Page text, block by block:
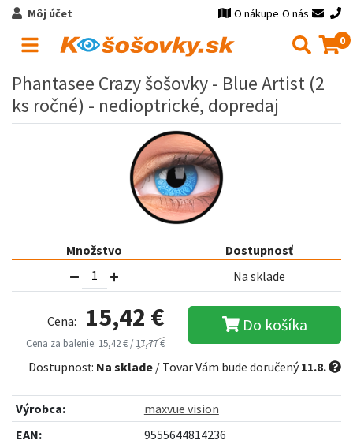
Môj účet O nákupe O nás
0
Phantasee Crazy šošovky - Blue Artist (2
ks ročné) - nedioptrické, dopredaj
Množstvo
Dostupnosť
Na sklade
Cena: 15,42 €
Cena za balenie: 15,42 € /17,77 €
Do košíka
Dostupnosť: Na sklade / Tovar Vám bude doručený11.8.
Výrobca:
maxvue vision
EAN:
9555644814236